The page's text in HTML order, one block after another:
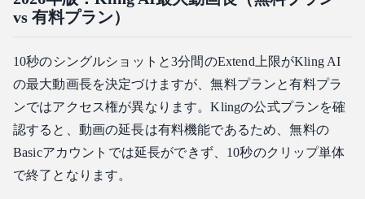
vs 有料プラン）
10秒のシングルショットと3分間のExtend上限がKling AI
の最大動画長を決定づけますが、無料プランと有料プラ
ンではアクセス権が異なります。Klingの公式プランを確
認すると、動画の延長は有料機能であるため、無料の
Basicアカウントでは延長ができず、10秒のクリップ単体
で終了となります。